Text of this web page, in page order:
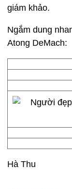
giám khảo.
Ngắm dung
Atong DeMach:
Hà Thu